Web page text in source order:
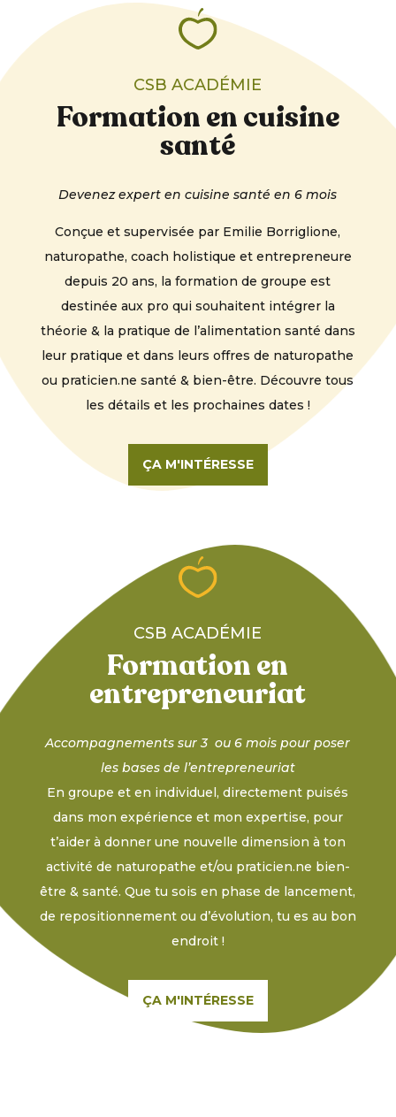
CSB ACADÉMIE
Formation en cuisine
santé
Devenez expert en cuisine santé en 6 mois
Conçue et supervisée par Emilie Borriglione,
naturopathe, coach holistique et entrepreneure
depuis 20 ans, la formation de groupe est
destinée aux pro qui souhaitent intégrer la
théorie & la pratique de l’alimentation santé dans
leur pratique et dans leurs offres de naturopathe
ou praticien.ne santé & bien-être. Découvre tous
les détails et les prochaines dates !
ÇA M'INTÉRESSE
CSB ACADÉMIE
Formation en
entrepreneuriat
Accompagnements sur 3 ou 6 mois pour poser
les bases de l’entrepreneuriat
En groupe et en individuel, directement puisés
dans mon expérience et mon expertise, pour
t’aider à donner une nouvelle dimension à ton
activité de naturopathe et/ou praticien.ne bien-
être & santé. Que tu sois en phase de lancement,
de repositionnement ou d’évolution, tu es au bon
endroit !
ÇA M'INTÉRESSE